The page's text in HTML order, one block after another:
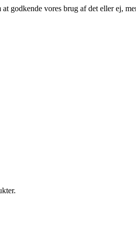
godkende vores brug af det eller ej,